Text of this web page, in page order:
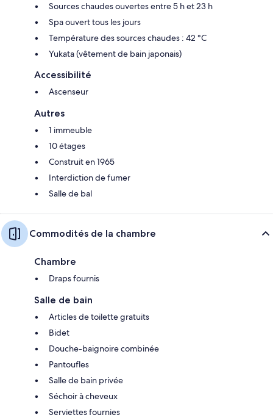
Sources chaudes ouvertes entre 5 h et 23 h
Spa ouvert tous les jours
Température des sources chaudes : 42 °C
Yukata (vêtement de bain japonais)
Accessibilité
Ascenseur
Autres
1 immeuble
10 étages
Construit en 1965
Interdiction de fumer
Salle de bal
Commodités de la chambre
Chambre
Draps fournis
Salle de bain
Articles de toilette gratuits
Bidet
Douche-baignoire combinée
Pantoufles
Salle de bain privée
Séchoir à cheveux
Serviettes fournies